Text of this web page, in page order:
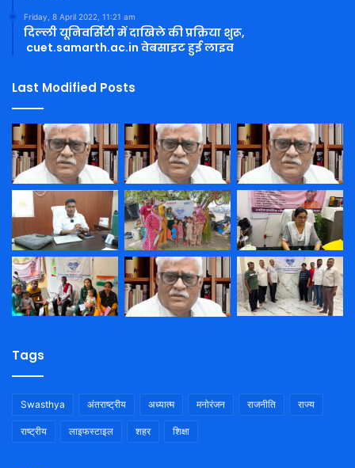
Friday, 8 April 2022, 11:21 am
दिल्ली यूनिवर्सिटी में दाखिले की प्रक्रिया शुरू,
cuet.samarth.ac.in वेबसाइट हुई लाइव
Last Modified Posts
Tags
Swasthya अंतराष्ट्रीय अध्यात्म मनोरंजन राजनीति राज्य
राष्ट्रीय लाइफस्टाइल शहर शिक्षा